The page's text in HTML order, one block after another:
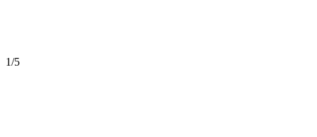
1/5